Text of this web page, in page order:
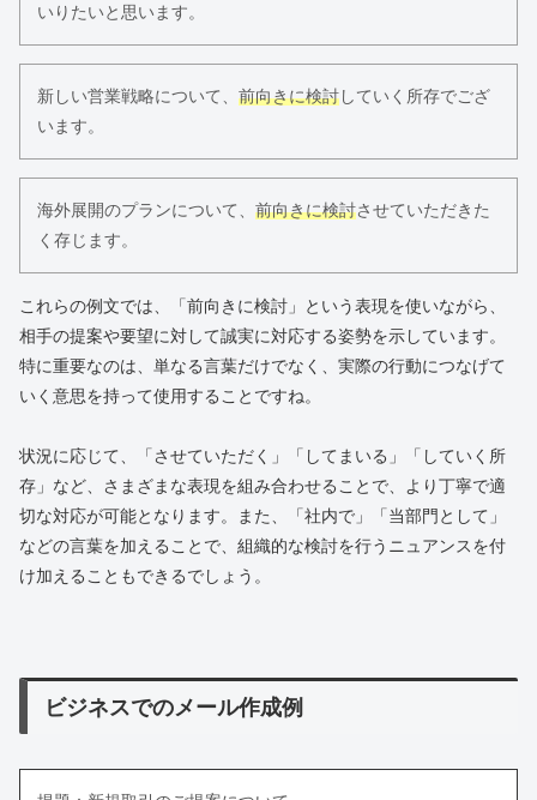
いりたいと思います。
新しい営業戦略について、 前向きに検討していく所存でござ
います。
海外展開のプランについて、 前向きに検討させていただきた
く存じます。
これらの例文では、「前向きに検討」という表現を使いながら、
相手の提案や要望に対して誠実に対応する姿勢を示しています。
特に重要なのは、単なる言葉だけでなく、実際の行動につなげて
いく意思を持って使用することですね。
状況に応じて、「させていただく」「してまいる」「していく所
存」など、さまざまな表現を組み合わせることで、より丁寧で適
切な対応が可能となります。また、「社内で」「当部門として」
などの言葉を加えることで、組織的な検討を行うニュアンスを付
け加えることもできるでしょう。
ビジネスでのメール作成例